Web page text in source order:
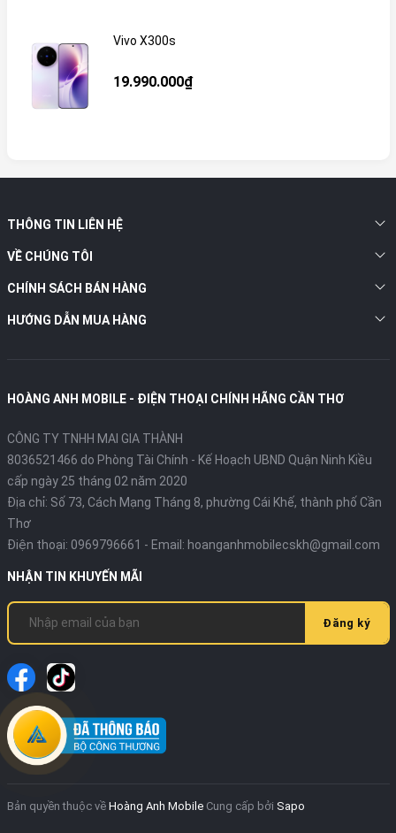
Vivo X300s
19.990.000₫
THÔNG TIN LIÊN HỆ
VỀ CHÚNG TÔI
CHÍNH SÁCH BÁN HÀNG
HƯỚNG DẪN MUA HÀNG
HOÀNG ANH MOBILE - ĐIỆN THOẠI CHÍNH HÃNG CẦN THƠ
CÔNG TY TNHH MAI GIA THÀNH
8036521466 do Phòng Tài Chính - Kế Hoạch UBND Quận Ninh Kiều
cấp ngày 25 tháng 02 năm 2020
Địa chỉ: Số 73, Cách Mạng Tháng 8, phường Cái Khế, thành phố Cần
Thơ
Điện thoại: 0969796661 - Email: hoanganhmobilecskh@gmail.com
NHẬN TIN KHUYẾN MÃI
Đăng ký
Bản quyền thuộc về Hoàng Anh Mobile Cung cấp bởi Sapo